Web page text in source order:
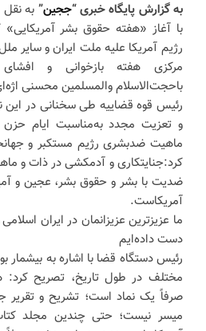
به گزارش پایگاه خبری “ججین” به نقل
با آغاز «هفته حقوق بشر
رژیم آمریکا علیه ملت ایران و سایر
مرکزی هفته بازخوانی و
باحجت‌الاسلام‌ والمسلمین محسنی
رئیس قوه قضاییه طی سخنانی در
و تعزیت مجدد به‌مناسبت ایام حزن
ماهیت ضدبشری رژیم مستکبر و
کرد:جنایتکاری و آدمکشی در ذات و
ضدیت با بشر و حقوق بشر، عجین و
آمریکاست.
ما عزیزترین عزیزانمان در ایران اسلامی
دست داده‌ایم
رئیس دستگاه قضا با اشاره به بیشمار
مختلف در طول تاریخ، تصریح کرد:
صرفاً یک نماد است؛ تشریح و تقریر
میسر نیست؛ حتی چندین مجلد